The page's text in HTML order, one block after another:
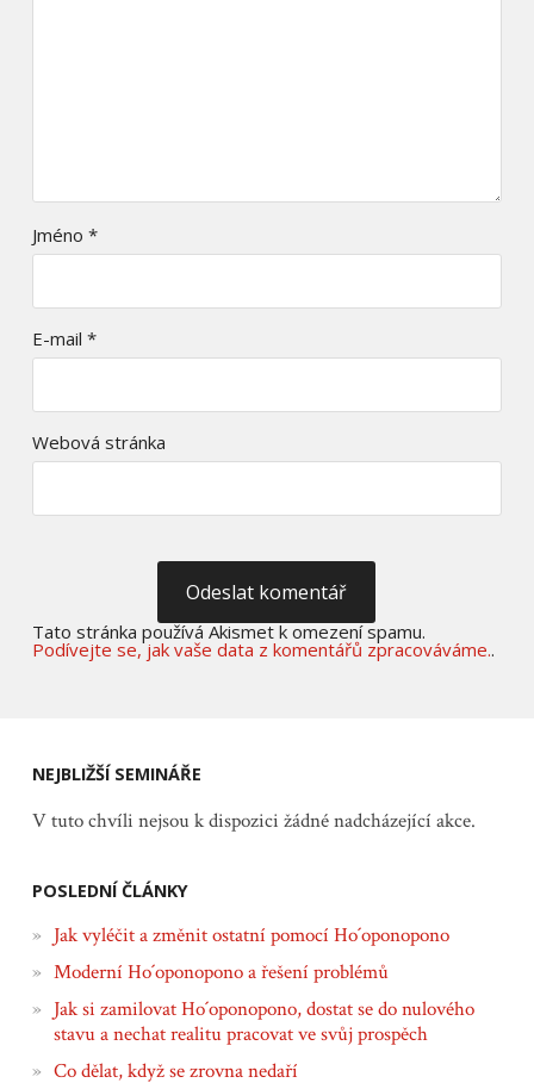
Jméno *
E-mail *
Webová stránka
Tato stránka používá Akismet k omezení spamu.
Podívejte se, jak vaše data z komentářů zpracováváme..
NEJBLIŽŠÍ SEMINÁŘE
V tuto chvíli nejsou k dispozici žádné nadcházející akce.
POSLEDNÍ ČLÁNKY
Jak vyléčit a změnit ostatní pomocí Ho´oponopono
Moderní Ho´oponopono a řešení problémů
Jak si zamilovat Ho´oponopono, dostat se do nulového
stavu a nechat realitu pracovat ve svůj prospěch
Co dělat, když se zrovna nedaří